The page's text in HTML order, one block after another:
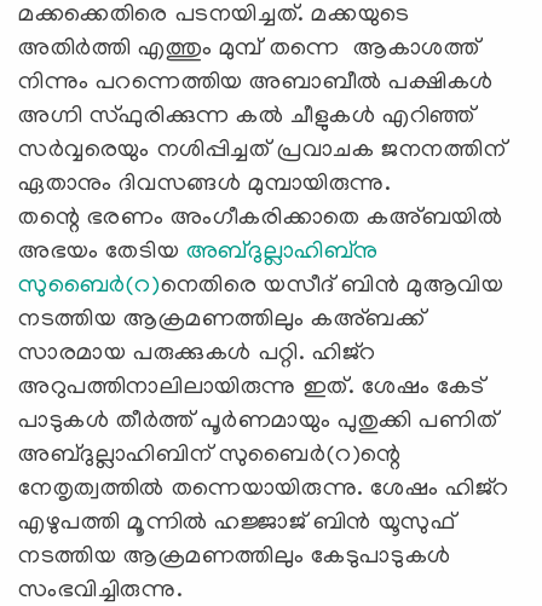
മക്കക്കെതിരെ പടനയിച്ചത്. മക്കയുടെ
അതിർത്തി എത്തും മുമ്പ് തന്നെ ആകാശത്ത്
നിന്നും പറന്നെത്തിയ അബാബീൽ പക്ഷികൾ
അഗ്നി സ്ഫുരിക്കുന്ന കൽ ചീളുകൾ എറിഞ്ഞ്
സര്‍വ്വരെയും നശിപ്പിച്ചത് പ്രവാചക ജനനത്തിന്
ഏതാനും ദിവസങ്ങള്‍ മുമ്പായിരുന്നു.
തന്റെ ഭരണം അംഗീകരിക്കാതെ കഅ്ബയില്‍
അഭയം തേടിയ അബ്ദുല്ലാഹിബ്നു
സുബൈര്‍(റ)നെതിരെ യസീദ് ബിൻ മുആവിയ
നടത്തിയ ആക്രമണത്തിലും കഅ്ബക്ക്
സാരമായ പരുക്കുകള്‍ പറ്റി. ഹിജ്‌റ
അറുപത്തിനാലിലായിരുന്നു ഇത്. ശേഷം കേട്
പാടുകള്‍ തീര്‍ത്ത് പൂർണമായും പുതുക്കി പണിത്
അബ്ദുല്ലാഹിബിന്‌ സുബൈർ(റ)ന്റെ
നേതൃത്വത്തില്‍ തന്നെയായിരുന്നു. ശേഷം ഹിജ്‌റ
എഴുപത്തി മൂന്നില്‍ ഹജ്ജാജ് ബിന്‍ യൂസുഫ്
നടത്തിയ ആക്രമണത്തിലും കേടുപാടുകള്‍
സംഭവിച്ചിരുന്നു.